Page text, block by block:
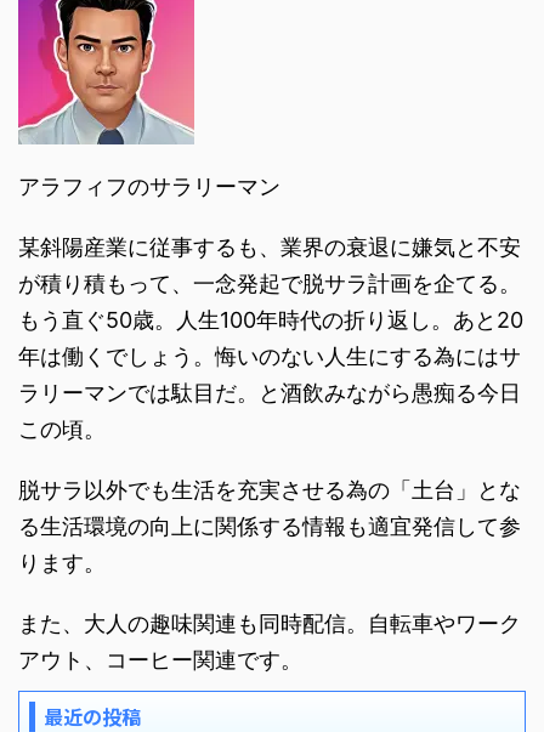
アラフィフのサラリーマン
某斜陽産業に従事するも、業界の衰退に嫌気と不安
が積り積もって、一念発起で脱サラ計画を企てる。
もう直ぐ50歳。人生100年時代の折り返し。あと20
年は働くでしょう。悔いのない人生にする為にはサ
ラリーマンでは駄目だ。と酒飲みながら愚痴る今日
この頃。
脱サラ以外でも生活を充実させる為の「土台」とな
る生活環境の向上に関係する情報も適宜発信して参
ります。
また、大人の趣味関連も同時配信。自転車やワーク
アウト、コーヒー関連です。
最近の投稿